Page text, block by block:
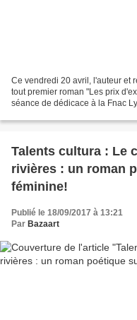
Ce vendredi 20 avril, l'auteur et
tout premier roman "Les prix
séance de dédicace à la Fnac
Talents cultura : Le courage qu'il faut aux
rivières : un roman poétique sur la condition
féminine!
Publié le 18/09/2017 à 13:21
Par Bazaart